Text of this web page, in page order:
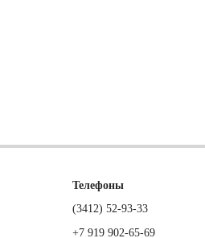
Телефоны
(3412) 52-93-33
+7 919 902-65-69